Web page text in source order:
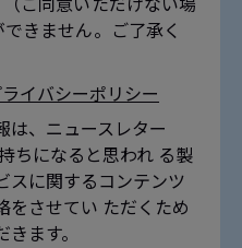
きません。ご了承く
イバシーポリシー
は、ニュースレター
ちになると思われ る製
スに関するコンテンツ
をさせてい ただくため
ます。